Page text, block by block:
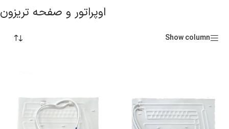
اوپراتور و صفحه تریزون
Show column